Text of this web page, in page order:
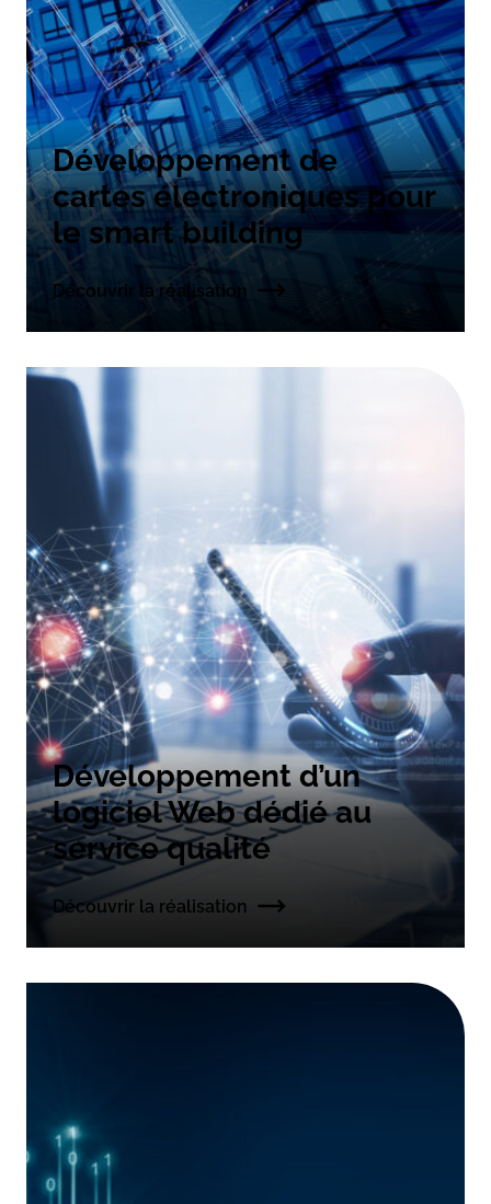
Développement de
cartes électroniques pour
le smart building
Découvrir la réalisation
Développement d’un
logiciel Web dédié au
service qualité
Découvrir la réalisation